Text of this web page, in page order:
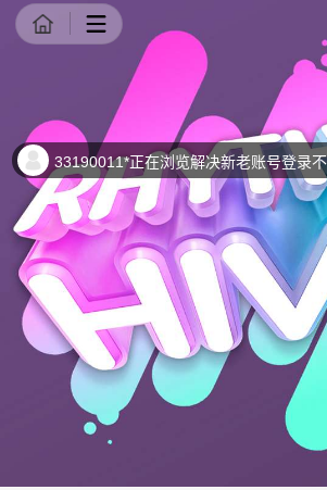
33190011*正在浏览解决新老账号登录